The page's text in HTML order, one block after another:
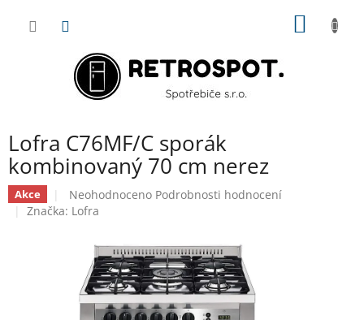
Lofra C76MF/C sporák
kombinovaný 70 cm nerez
Akce
Průměrné
hodnocení
hvězdiček.
Neohodnoceno Podrobnosti hodnocení
Značka: Lofra